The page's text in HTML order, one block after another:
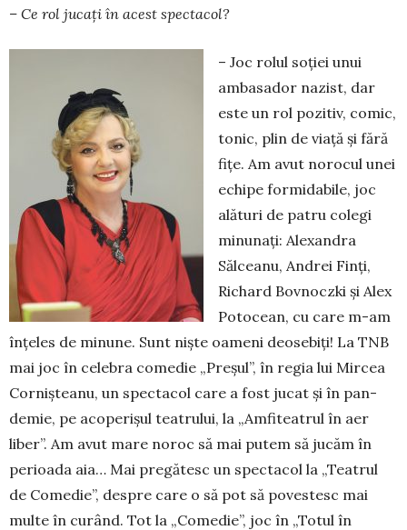
– Ce rol jucați în acest spectacol?
– Joc rolul soției unui
ambasador nazist, dar
este un rol pozitiv, comic,
tonic, plin de viață și fără
fițe. Am avut norocul unei
echipe formidabile, joc
ală­turi de patru colegi
minunați: Alexandra
Sălceanu, Andrei Finți,
Richard Bovnoczki și Alex
Po­to­cean, cu care m-am
înțeles de minune. Sunt niște oameni deosebiți! La TNB
mai joc în celebra co­medie „Preșul”, în regia lui Mircea
Cor­niș­teanu, un spec­tacol care a fost jucat și în pan­
demie, pe aco­perișul teatrului, la „Amfiteatrul în aer
liber”. Am avut mare noroc să mai putem să jucăm în
pe­rioada aia… Mai pregătesc un spec­tacol la „Tea­trul
de Comedie”, despre care o să pot să po­vestesc mai
multe în curând. Tot la „Co­me­die”, joc în „Totul în